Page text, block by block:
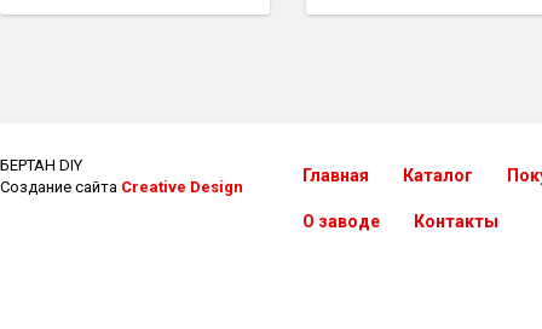
БЕРТАН DIY
Создание сайта Creative Design
Главная Каталог
О заводе Контакты